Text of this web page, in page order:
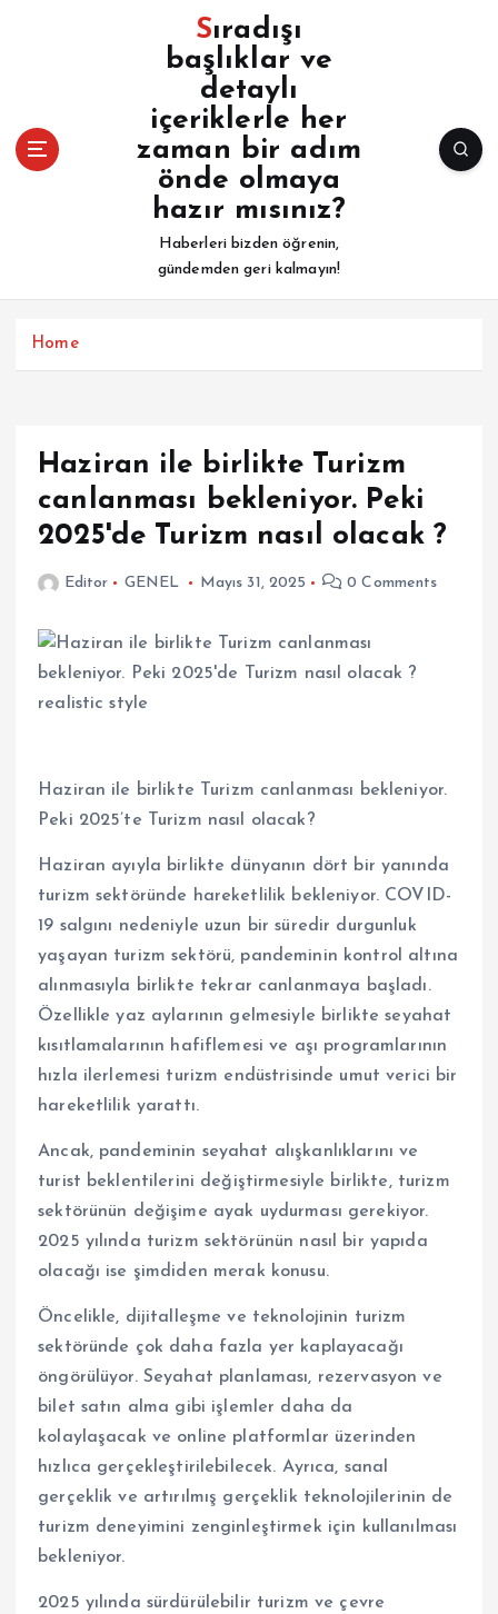
Sıradışı
başlıklar ve
detaylı
içeriklerle her
zaman bir adım
önde olmaya
hazır mısınız?
Haberleri bizden öğrenin,
gündemden geri kalmayın!
Home
Haziran ile birlikte Turizm
canlanması bekleniyor. Peki
2025'de Turizm nasıl olacak ?
Editor GENEL Mayıs 31, 2025 0 Comments
Haziran ile birlikte Turizm canlanması bekleniyor.
Peki 2025’te Turizm nasıl olacak?
Haziran ayıyla birlikte dünyanın dört bir yanında
turizm sektöründe hareketlilik bekleniyor. COVID-
19 salgını nedeniyle uzun bir süredir durgunluk
yaşayan turizm sektörü, pandeminin kontrol altına
alınmasıyla birlikte tekrar canlanmaya başladı.
Özellikle yaz aylarının gelmesiyle birlikte seyahat
kısıtlamalarının hafiflemesi ve aşı programlarının
hızla ilerlemesi turizm endüstrisinde umut verici bir
hareketlilik yarattı.
Ancak, pandeminin seyahat alışkanlıklarını ve
turist beklentilerini değiştirmesiyle birlikte, turizm
sektörünün değişime ayak uydurması gerekiyor.
2025 yılında turizm sektörünün nasıl bir yapıda
olacağı ise şimdiden merak konusu.
Öncelikle, dijitalleşme ve teknolojinin turizm
sektöründe çok daha fazla yer kaplayacağı
öngörülüyor. Seyahat planlaması, rezervasyon ve
bilet satın alma gibi işlemler daha da
kolaylaşacak ve online platformlar üzerinden
hızlıca gerçekleştirilebilecek. Ayrıca, sanal
gerçeklik ve artırılmış gerçeklik teknolojilerinin de
turizm deneyimini zenginleştirmek için kullanılması
bekleniyor.
2025 yılında sürdürülebilir turizm ve çevre